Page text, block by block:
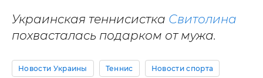
Украинская теннисистка Свитолина
похвасталась подарком от мужа.
Новости Украины Теннис Новости спорта